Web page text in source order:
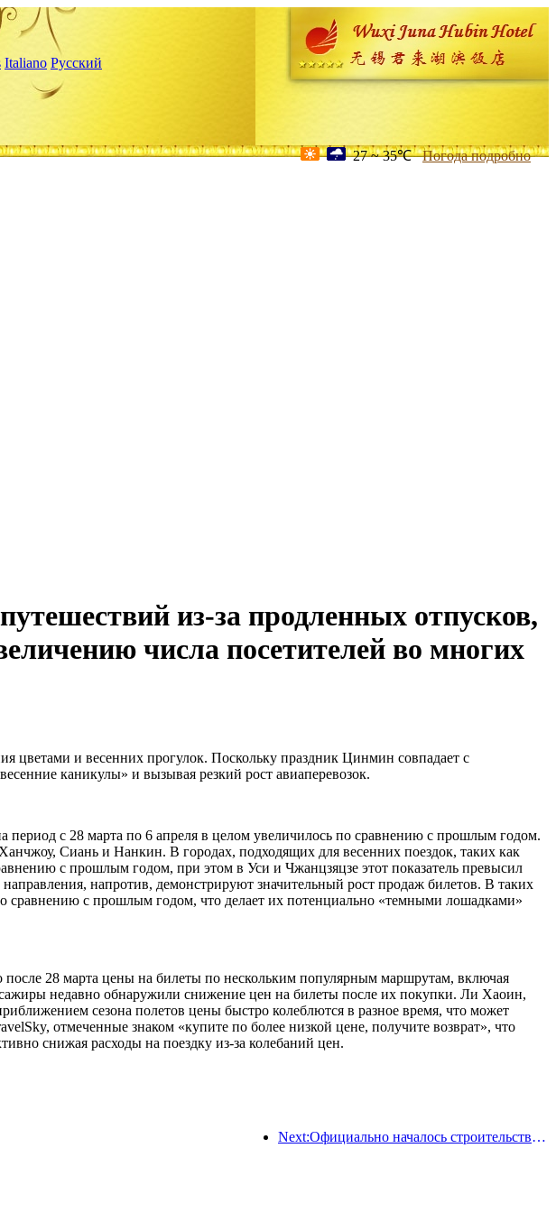
Italiano Русский
27 ~ 35℃ Погода подробно
из-за продленных отпусков,
числа посетителей во многих
цветами и весенних прогулок. Поскольку праздник Цинмин совпадает с
каникулы» и вызывая резкий рост авиаперевозок.
период с 28 марта по 6 апреля в целом увеличилось по сравнению с прошлым годом.
Сиань и Нанкин. В городах, подходящих для весенних поездок, таких как
с прошлым годом, при этом в Уси и Чжанцзяцзе этот показатель превысил
напротив, демонстрируют значительный рост продаж билетов. В таких
с прошлым годом, что делает их потенциально «темными лошадками»
28 марта цены на билеты по нескольким популярным маршрутам, включая
недавно обнаружили снижение цен на билеты после их покупки. Ли Хаоин,
сезона полетов цены быстро колеблются в разное время, что может
отмеченные знаком «купите по более низкой цене, получите возврат», что
снижая расходы на поездку из-за колебаний цен.
Next:Официально началось строительство жилого комплекса 'Сиань Цюйцзян Тайпинфан', общая площадь застройки которого составляет 137 000 квадратных метров.